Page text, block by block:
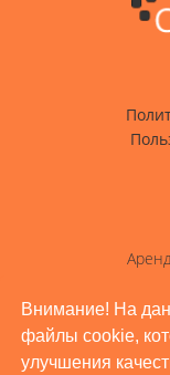
Внимание! На
файлы cookie,
улучшения